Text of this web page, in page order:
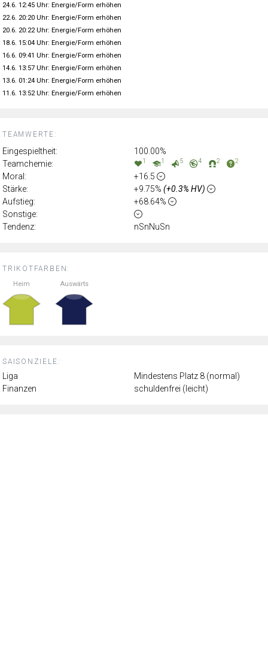
TRIKOTFARBEN:
Heim Auswärts
SAISONZIELE:
Liga
Mindestens Platz 8 (normal)
Finanzen
schuldenfrei (leicht)
TEAMWERTE:
Eingespieltheit:
100.00%
Teamchemie:
1 1 5 4 2 2
Moral:
+16.5
Stärke:
+9.75% (+0.3% HV)
Aufstieg:
+68.64%
Sonstige:
Tendenz:
nSnNuSn
24.6. 12:45 Uhr: Energie/Form erhöhen
22.6. 20:20 Uhr: Energie/Form erhöhen
20.6. 20:22 Uhr: Energie/Form erhöhen
18.6. 15:04 Uhr: Energie/Form erhöhen
16.6. 09:41 Uhr: Energie/Form erhöhen
14.6. 13:57 Uhr: Energie/Form erhöhen
13.6. 01:24 Uhr: Energie/Form erhöhen
11.6. 13:52 Uhr: Energie/Form erhöhen